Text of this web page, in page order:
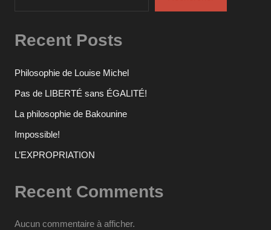
Recent Posts
Philosophie de Louise Michel
Pas de LIBERTÉ sans ÉGALITÉ!
La philosophie de Bakounine
Impossible!
L’EXPROPRIATION
Recent Comments
Aucun commentaire à afficher.